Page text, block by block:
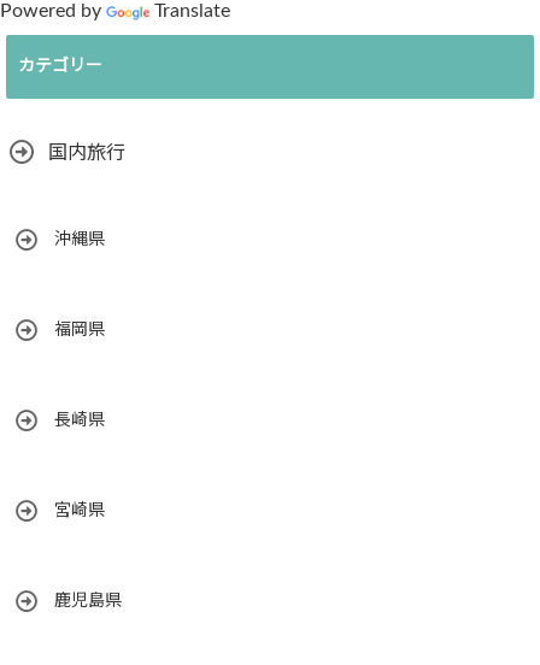
Powered by Translate
カテゴリー
国内旅行
沖縄県
福岡県
長崎県
宮崎県
鹿児島県